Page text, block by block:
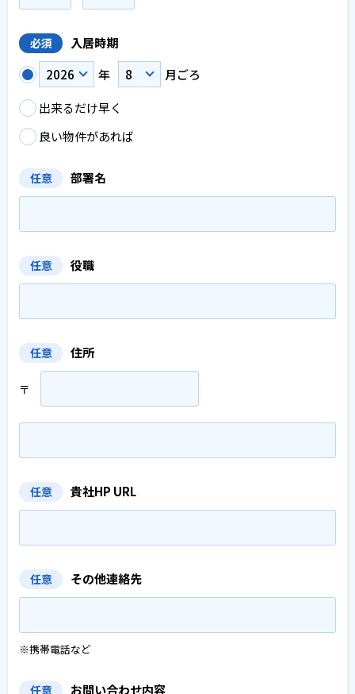
必須
入居時期
年
月ごろ
出来るだけ早く
良い物件があれば
任意 部署名
任意 役職
任意 住所
〒
任意 貴社HP URL
任意 その他連絡先
※携帯電話など
任意 お問い合わせ内容